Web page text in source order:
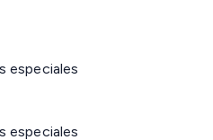
especiales
especiales